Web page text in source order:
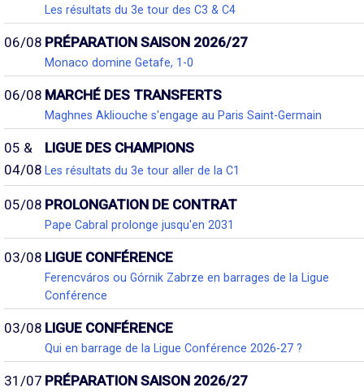
Les résultats du 3e tour des C3 & C4
06/08 PRÉPARATION SAISON 2026/27
Monaco domine Getafe, 1-0
06/08 MARCHÉ DES TRANSFERTS
Maghnes Akliouche s'engage au Paris Saint-Germain
05 &
04/08
LIGUE DES CHAMPIONS
Les résultats du 3e tour aller de la C1
05/08 PROLONGATION DE CONTRAT
Pape Cabral prolonge jusqu'en 2031
03/08 LIGUE CONFÉRENCE
Ferencváros ou Górnik Zabrze en barrages de la Ligue
Conférence
03/08 LIGUE CONFÉRENCE
Qui en barrage de la Ligue Conférence 2026-27 ?
31/07 PRÉPARATION SAISON 2026/27